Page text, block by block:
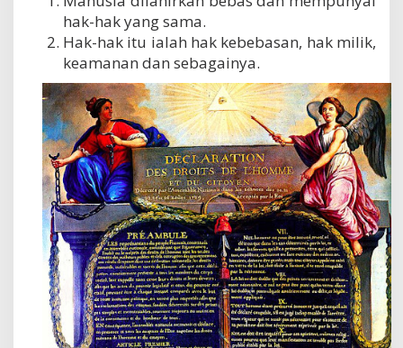
hak-hak yang sama.
Hak-hak itu ialah hak kebebasan, hak milik,
keamanan dan sebagainya.